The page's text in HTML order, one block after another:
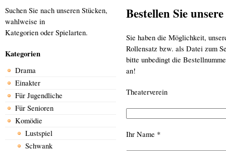
Suchen Sie nach unseren Stücken,
wahlweise in
Kategorien oder Spielarten.
Kategorien
Drama
Einakter
Für Jugendliche
Für Senioren
Komödie
Lustspiel
Schwank
Bestellen Sie
Sie haben die Möglichkeit,
Rollensatz bzw. als Datei zum
bitte unbedingt die
an!
Theaterverein
Ihr Name *